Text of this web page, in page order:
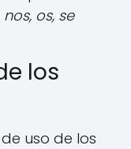
os, se
los
uso de los